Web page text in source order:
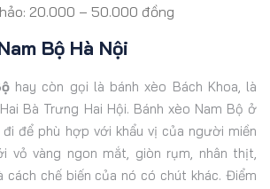
20.000 – 50.000 đồng
Bộ Hà Nội
hay còn gọi là bánh xèo Bách Khoa, là
Bà Trưng Hai Hội. Bánh xèo Nam Bộ ở
để phù hợp với khẩu vị của người miền
vỏ vàng ngon mắt, giòn rụm, nhân thịt,
chế biến của nó có chút khác. Điểm